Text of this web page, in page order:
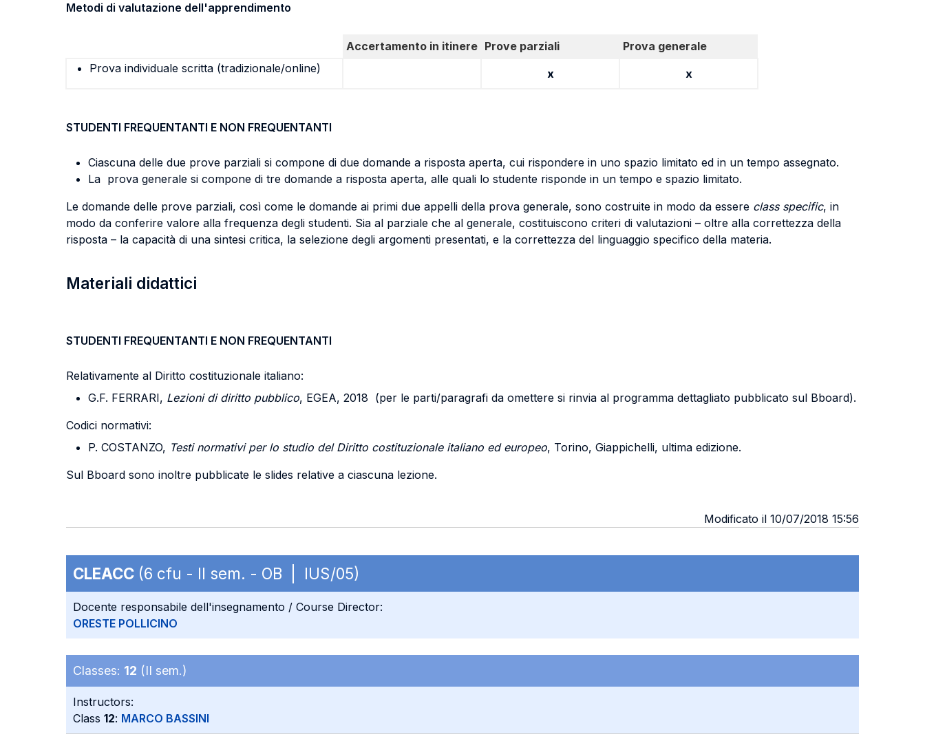
Metodi di valutazione dell'apprendimento
Accertamento in itinere Prove parziali
Prova generale
Prova individuale scritta (tradizionale/online)
x x
STUDENTI FREQUENTANTI E NON FREQUENTANTI
Ciascuna delle due prove parziali si compone di due domande a risposta aperta, cui rispondere in uno spazio limitato ed in un tempo assegnato.
La prova generale si compone di tre domande a risposta aperta, alle quali lo studente risponde in un tempo e spazio limitato.
Le domande delle prove parziali, così come le domande ai primi due appelli della prova generale, sono costruite in modo da essere class specific, in
modo da conferire valore alla frequenza degli studenti. Sia al parziale che al generale, costituiscono criteri di valutazioni – oltre alla correttezza della
risposta – la capacità di una sintesi critica, la selezione degli argomenti presentati, e la correttezza del linguaggio specifico della materia.
Materiali didattici
STUDENTI FREQUENTANTI E NON FREQUENTANTI
Relativamente al Diritto costituzionale italiano:
G.F. FERRARI, Lezioni di diritto pubblico, EGEA, 2018 (per le parti/paragrafi da omettere si rinvia al programma dettagliato pubblicato sul Bboard).
Codici normativi:
P. COSTANZO, Testi normativi per lo studio del Diritto costituzionale italiano ed europeo, Torino, Giappichelli, ultima edizione.
Sul Bboard sono inoltre pubblicate le slides relative a ciascuna lezione.
Modificato il 10/07/2018 15:56
CLEACC (6 cfu - II sem. - OB | IUS/05)
Docente responsabile dell'insegnamento / Course Director:
ORESTE POLLICINO
Classes: 12 (II sem.)
Instructors:
Class 12: MARCO BASSINI